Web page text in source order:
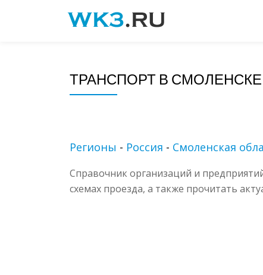
ТРАНСПОРТ В СМОЛЕНСКЕ
Регионы - Россия - Смоленская
Справочник организаций и
схемах проезда, а также прочитать